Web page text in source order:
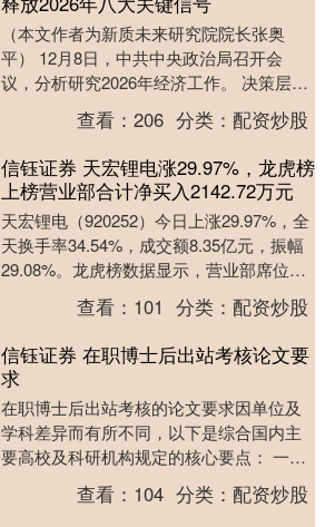
（本文作者为新质未来研究院院长张奥
平） 12月8日，中共中央政治局召开会
议，分析研究2026年经济工作。 决策层如
何定调明年经济工作，推动经济运行持续
好转，此次....查看：206 分类：配资炒股
信钰证券 天宏锂电涨29.97%，龙虎榜
上榜营业部合计净买入2142.72万元
天宏锂电（920252）今日上涨29.97%，全
天换手率34.54%，成交额8.35亿元，振幅
29.08%。龙虎榜数据显示，营业部席位合
计净买入2142.72万....
查看： 101 分类：配资炒股
信钰证券 在职博士后出站考核论文要
求
在职博士后出站考核的论文要求因单位及
学科差异而有所不同，以下是综合国内主
要高校及科研机构规定的核心要点： 一、
基本论文要求 发表数量与质量 理工科：通
常需以第一....查看： 104 分类：配资炒股